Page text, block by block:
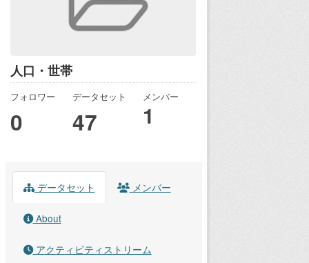
人口・世帯
フォロワー
0
データセット
47
メンバー
1
データセット メンバー
About
アクティビティストリーム